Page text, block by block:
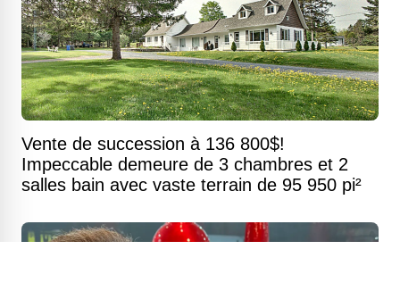
Vente de succession à 136 800$!
Impeccable demeure de 3 chambres et 2
salles bain avec vaste terrain de 95 950 pi²